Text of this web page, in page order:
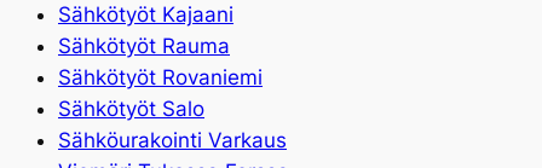
Sähkötyöt Kajaani
Sähkötyöt Rauma
Sähkötyöt Rovaniemi
Sähkötyöt Salo
Sähköurakointi Varkaus